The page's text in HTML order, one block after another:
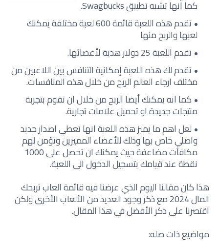
كما انها تشبه تطبيق Swagbucks.
تقدم هذه اللعبة قائمة 600 لعبة مختلفة يمكنك
لعبها والربح منها
تقدم اللعبة 25 دولار هدية لأعضائها.
تقدم لك هذه اللعبة إمكانية التنافس بين اللاعبين من
مختلف ارجاء العالم الربح من خلال هذه المنافسات.
كما انه يمكنك أيضا الربح من خلال ان تقوم بتجربة
منتجات جديدة او تحميل علامات تجارية.
لعل اهم ما يميز هذه اللعبة انها تعطي اصدار جديد
واصلي خاص بها وذلك للأعضاء المميزين وتؤمن لهم
مكافآت مضاعفة حيث يمكنك ان تحصل على 1000
نقطة عند قيامك بتسجيل الدخول الى اللعبة.
هذا كان مقالنا اليوم الذي عرضنا فيه قائمة العاب تربحك
المال 2024 مع ذكر وجود العديد من الألعاب الأخرى ولكن
اقتصرنا على ذكر الأفضل في هذا المقال.
مواضيع ذات صله: